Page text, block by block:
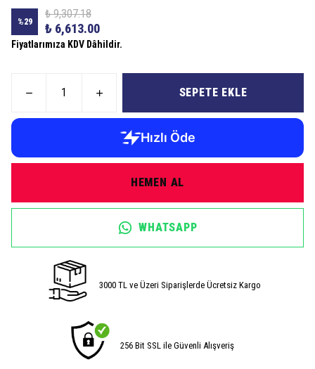
%29
₺ 9,307.18
₺ 6,613.00
Fiyatlarımıza KDV Dâhildir.
SEPETE EKLE
HEMEN AL
WHATSAPP
3000 TL ve Üzeri Siparişlerde Ücretsiz Kargo
256 Bit SSL ile Güvenli Alışveriş